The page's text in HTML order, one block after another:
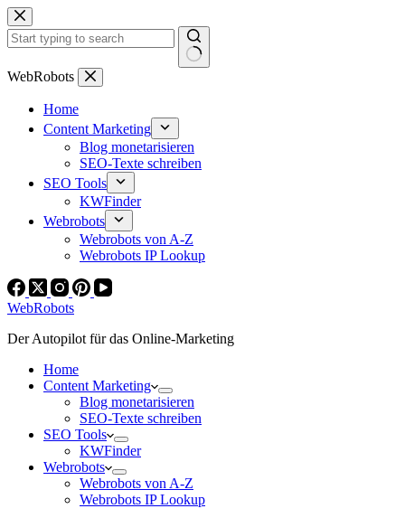
Zum
Inhalt
springen
Keine
WebRobots
Home
Content Marketing
Blog monetarisieren
SEO-Texte schreiben
SEO Tools
KWFinder
Webrobots
Webrobots von A-Z
Webrobots IP Lookup
WebRobots
Der Autopilot für das Online-Marketing
Home
Content Marketing
Blog monetarisieren
SEO-Texte schreiben
SEO Tools
KWFinder
Webrobots
Webrobots von A-Z
Webrobots IP Lookup